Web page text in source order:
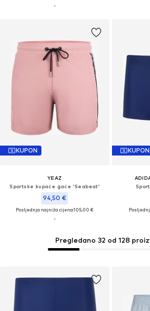
KUPON
YEAZ
Sportske kupaće gaće 'Seabeat'
94,50 €
Posljednja najniža cijena:105,00 €
KUPON
Pregledano 32 od 128